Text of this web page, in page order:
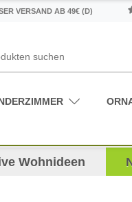
VERSAND AB 49€ (D)
Wohnideen